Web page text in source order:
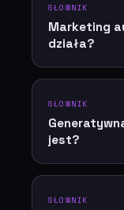
SŁOWNIK
Marketing
działa?
SŁOWNIK
jest?
SŁOWNIK